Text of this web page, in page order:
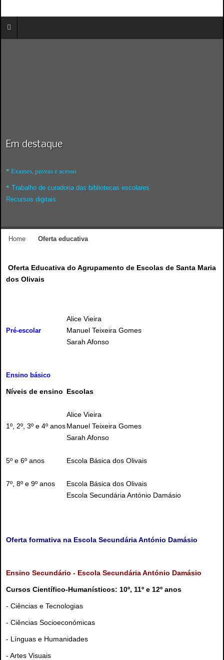
Em destaque
* Exames, provas e acesso
* Trabalho de curadoria das bibliotecas escolares
Recursos digitais
Home Oferta educativa
Oferta Educativa do Agrupamento de Escolas de Santa Maria
dos Olivais
Alice Vieira
Pré-escolar
Manuel Teixeira Gomes
Sarah Afonso
Ensino básico
Níveis de ensino Escolas
Alice Vieira
1º, 2º, 3º e 4º anosManuel Teixeira Gomes
Sarah Afonso
5º e 6º anos Escola Básica dos Olivais
7º, 8º e 9º anos
Escola Básica dos Olivais
Escola Secundária António Damásio
Oferta formativa na Escola Secundária António Damásio
Ensino Secundário - Escola Secundária António Damásio
Cursos Científico-Humanísticos: 10º, 11º e 12º anos
- Ciências e Tecnologias
- Ciências Socioeconómicas
- Línguas e Humanidades
- Artes Visuais